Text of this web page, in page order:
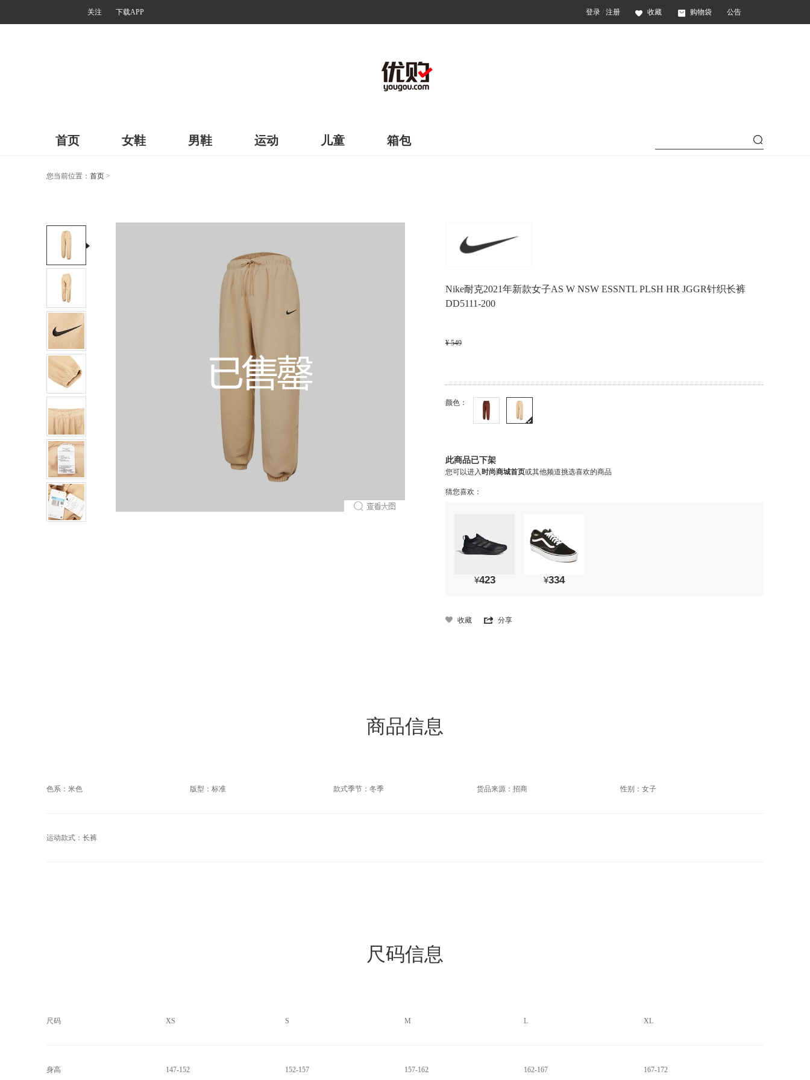
关注 下载APP 登录 / 注册 收藏 购物袋 公告
首页 女鞋 男鞋 运动 儿童 箱包
您当前位置： 首页 >
Nike耐克2021年新款女子AS W NSW ESSNTL PLSH HR JGGR针织长裤
DD5111-200
¥ 549
颜色：
此商品已下架
您可以进入 时尚商城首页或其他频道挑选喜欢的商品
猜您喜欢：
¥423 ¥334
收藏 分享
商品信息
色系：米色 版型：标准 款式季节：冬季 货品来源：招商 性别：女子
运动款式：长裤
尺码信息
尺码 XS S M L XL
身高 147-152 152-157 157-162 162-167 167-172